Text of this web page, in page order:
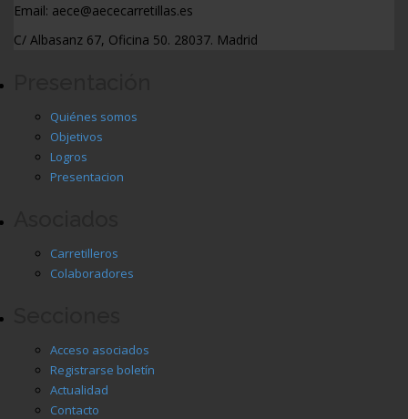
Email: aece@aececarretillas.es
C/ Albasanz 67, Oficina 50. 28037. Madrid
Quiénes somos
Objetivos
Logros
Presentacion
Carretilleros
Colaboradores
Acceso asociados
Registrarse boletín
Actualidad
Contacto